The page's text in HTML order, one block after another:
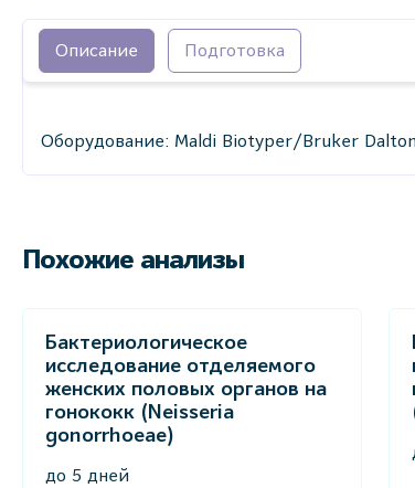
Описание Подготовка
Оборудование: Maldi Biotyper/Bruker
Похожие анализы
Бактериологическое
исследование отделяемого
женских половых органов на
гонококк (Neisseria
gonorrhoeae)
до 5 дней